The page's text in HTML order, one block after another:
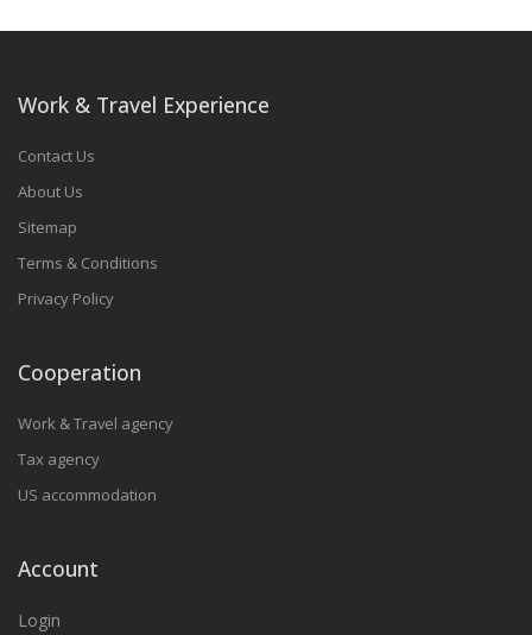
Work & Travel Experience
Contact Us
About Us
Sitemap
Terms & Conditions
Privacy Policy
Cooperation
Work & Travel agency
Tax agency
US accommodation
Account
Login